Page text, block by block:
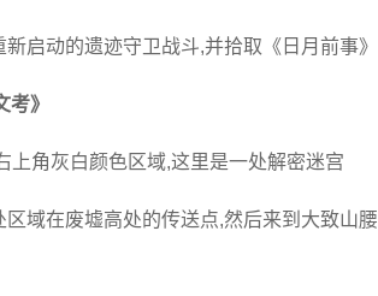
启动的遗迹守卫战斗,并拾取《日月前事》
考》
上角灰白颜色区域,这里是一处解密迷宫
区域在废墟高处的传送点,然后来到大致山